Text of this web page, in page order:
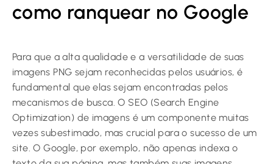
como ranquear no Google
Para que a alta qualidade e a versatilidade de suas
imagens PNG sejam reconhecidas pelos usuários, é
fundamental que elas sejam encontradas pelos
mecanismos de busca. O SEO (Search Engine
Optimization) de imagens é um componente muitas
vezes subestimado, mas crucial para o sucesso de um
site. O Google, por exemplo, não apenas indexa o